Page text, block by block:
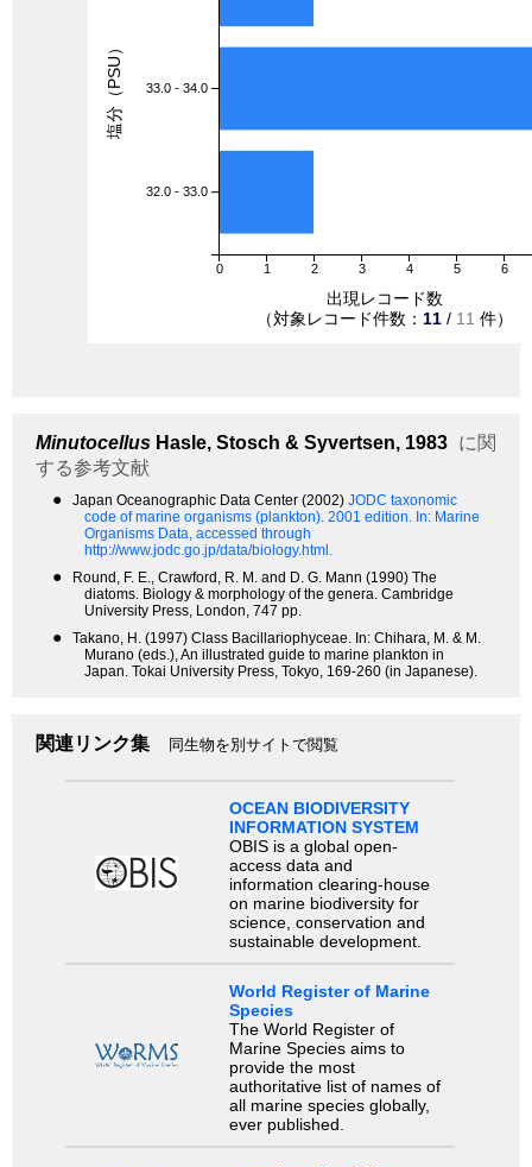
0 1 2 3 4 5 6
33.0 - 34.0
32.0 - 33.0
出現レコード数
（対象レコード件数： 11 / 11 件）
塩分（PSU）
Minutocellus Hasle, Stosch & Syvertsen, 1983 に関
する参考文献
● Japan Oceanographic Data Center (2002) JODC taxonomic
code of marine organisms (plankton). 2001 edition. In: Marine
Organisms Data, accessed through
http://www.jodc.go.jp/data/biology.html.
●
Round, F. E., Crawford, R. M. and D. G. Mann (1990) The
diatoms. Biology & morphology of the genera. Cambridge
University Press, London, 747 pp.
●
Takano, H. (1997) Class Bacillariophyceae. In: Chihara, M. & M.
Murano (eds.), An illustrated guide to marine plankton in
Japan. Tokai University Press, Tokyo, 169-260 (in Japanese).
関連リンク集 同生物を別サイトで閲覧
OCEAN BIODIVERSITY
INFORMATION SYSTEM
OBIS is a global open-
access data and
information clearing-house
on marine biodiversity for
science, conservation and
sustainable development.
World Register of Marine
Species
The World Register of
Marine Species aims to
provide the most
authoritative list of names of
all marine species globally,
ever published.